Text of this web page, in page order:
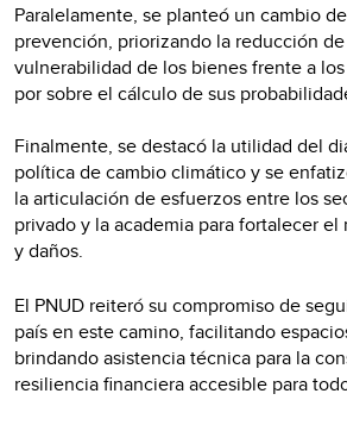
Paralelamente, se planteó un cambio
prevención, priorizando la reducción
vulnerabilidad de los bienes frente a
por sobre el cálculo de sus
Finalmente, se destacó la utilidad del
política de cambio climático y se
la articulación de esfuerzos entre los
privado y la academia para fortalecer
y daños.
El PNUD reiteró su compromiso de
país en este camino, facilitando
brindando asistencia técnica para la
resiliencia financiera accesible para